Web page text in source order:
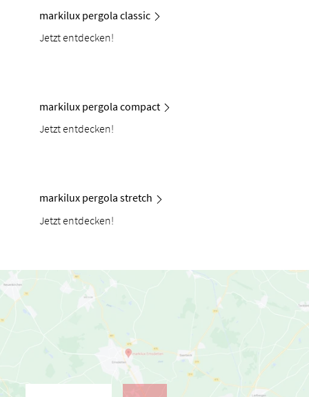
markilux pergola classic
Jetzt entdecken!
markilux pergola compact
Jetzt entdecken!
markilux pergola stretch
Jetzt entdecken!